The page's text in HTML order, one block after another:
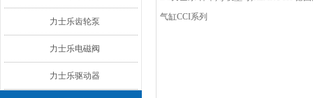
力士乐齿轮泵
力士乐电磁阀
力士乐驱动器